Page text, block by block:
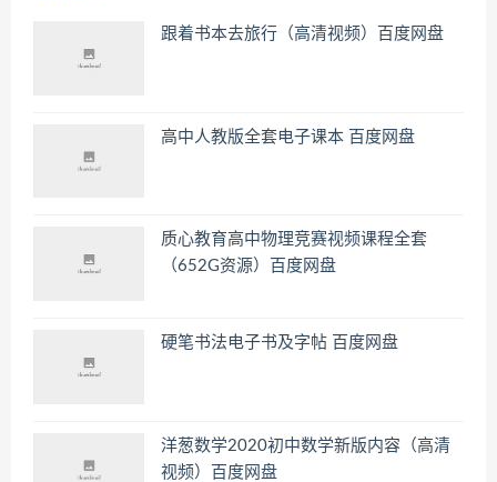
跟着书本去旅行（高清视频）百度网盘
高中人教版全套电子课本 百度网盘
质心教育高中物理竞赛视频课程全套
（652G资源）百度网盘
硬笔书法电子书及字帖 百度网盘
洋葱数学2020初中数学新版内容（高清
视频）百度网盘